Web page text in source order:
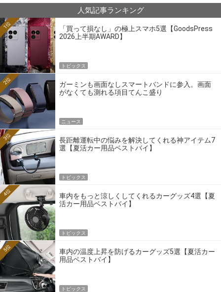
人気記事ランキング
「買って損なし」の極上スマホ5選【GoodsPress
2026上半期AWARD】
1位
トピックス
ガーミンも画面なしスマートバンドに参入。画面
がなくても測れる項目てんこ盛り
2位
ニュース
長距離運転中の悩みを解決してくれる神アイテム7
選【夏活カー用品ベストバイ】
3位
トピックス
車内をもっと涼しくしてくれるカーグッズ4選【夏
活カー用品ベストバイ】
4位
トピックス
車内の温度上昇を防げるカーグッズ5選【夏活カー
用品ベストバイ】
5位
トピックス